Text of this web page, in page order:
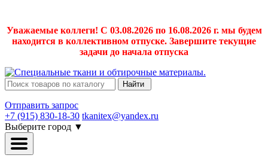
Уважаемые коллеги! С 03.08.2026 по 16.08.2026 г. мы будем
находится в коллективном отпуске. Завершите текущие
задачи до начала отпуска
Найти
Отправить запрос
+7 (915) 830-18-30 tkanitex@yandex.ru
Выберите город ▼